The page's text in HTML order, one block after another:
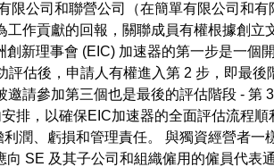
公司和聯營公司（在簡單有限公司和有
作貢獻的回報，關聯成員有權根據創立
新理事會 (EIC) 加速器的第一步是一個
估後，申請人有權進入第 2 步，即最
請參加第三個也是最後的評估階段 - 第
排，以確保EIC加速器的全面評估流程
潤、虧損和管理責任。 與獨資經營者一
SE 及其子公司和組織僱用的僱員代表